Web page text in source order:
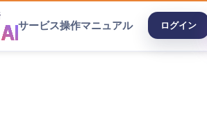
サービス操作マニュアル ログイン